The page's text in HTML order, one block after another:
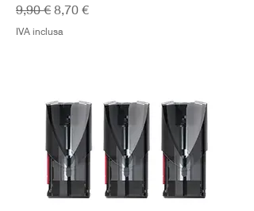
Prezzo regolare
9,90 € Prezzo scontato
8,70 €
IVA inclusa